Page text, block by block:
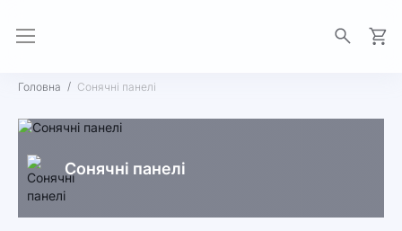
Головна Сонячні панелі
Сонячні панелі